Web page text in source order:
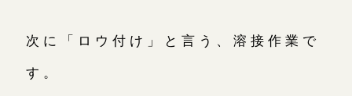
次に「ロウ付け」と言う、溶接作業で
す。